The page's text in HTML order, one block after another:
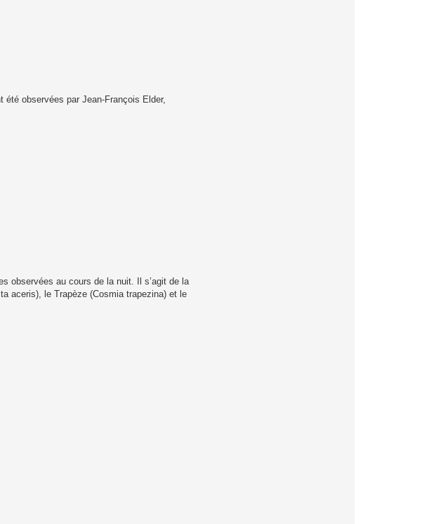
observées par Jean-François Elder,
observées au cours de la nuit. Il s’agit de la
aceris), le Trapèze (Cosmia trapezina) et le